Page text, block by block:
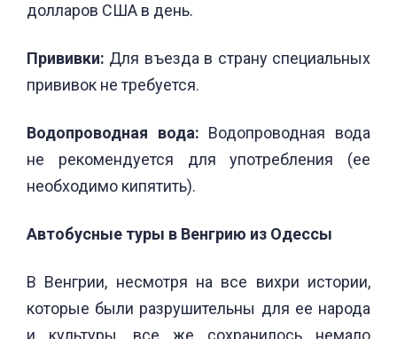
долларов США в день.
Прививки: Для въезда в страну специальных
прививок не требуется.
Водопроводная вода: Водопроводная вода
не рекомендуется для употребления (ее
необходимо кипятить).
Автобусные туры в Венгрию из Одессы
В Венгрии, несмотря на все вихри истории,
которые были разрушительны для ее народа
и культуры, все же сохранилось немало